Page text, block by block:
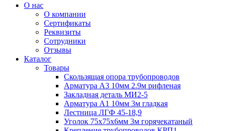
О нас
О компании
Сертификаты
Реквизиты
Сотрудники
Отзывы
Каталог
Товары
Скользящая опора трубопроводов
Арматура А3 10мм 2.9м рифленая
Закладная деталь МИ2-5
Арматура А1 10мм 3м гладкая
Лестница ЛГФ 45-18,9
Уголок 75х75х6мм 3м горячекатаный